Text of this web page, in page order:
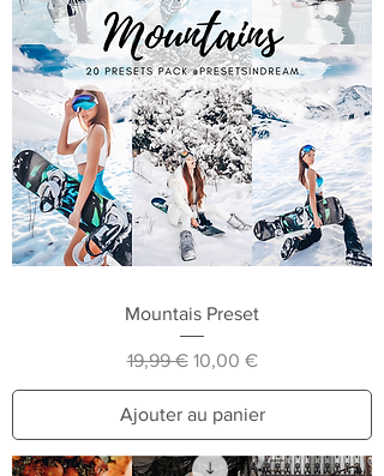
Mountais Preset
Prix original
19,99 € Prix promotionnel
10,00 €
Ajouter au panier